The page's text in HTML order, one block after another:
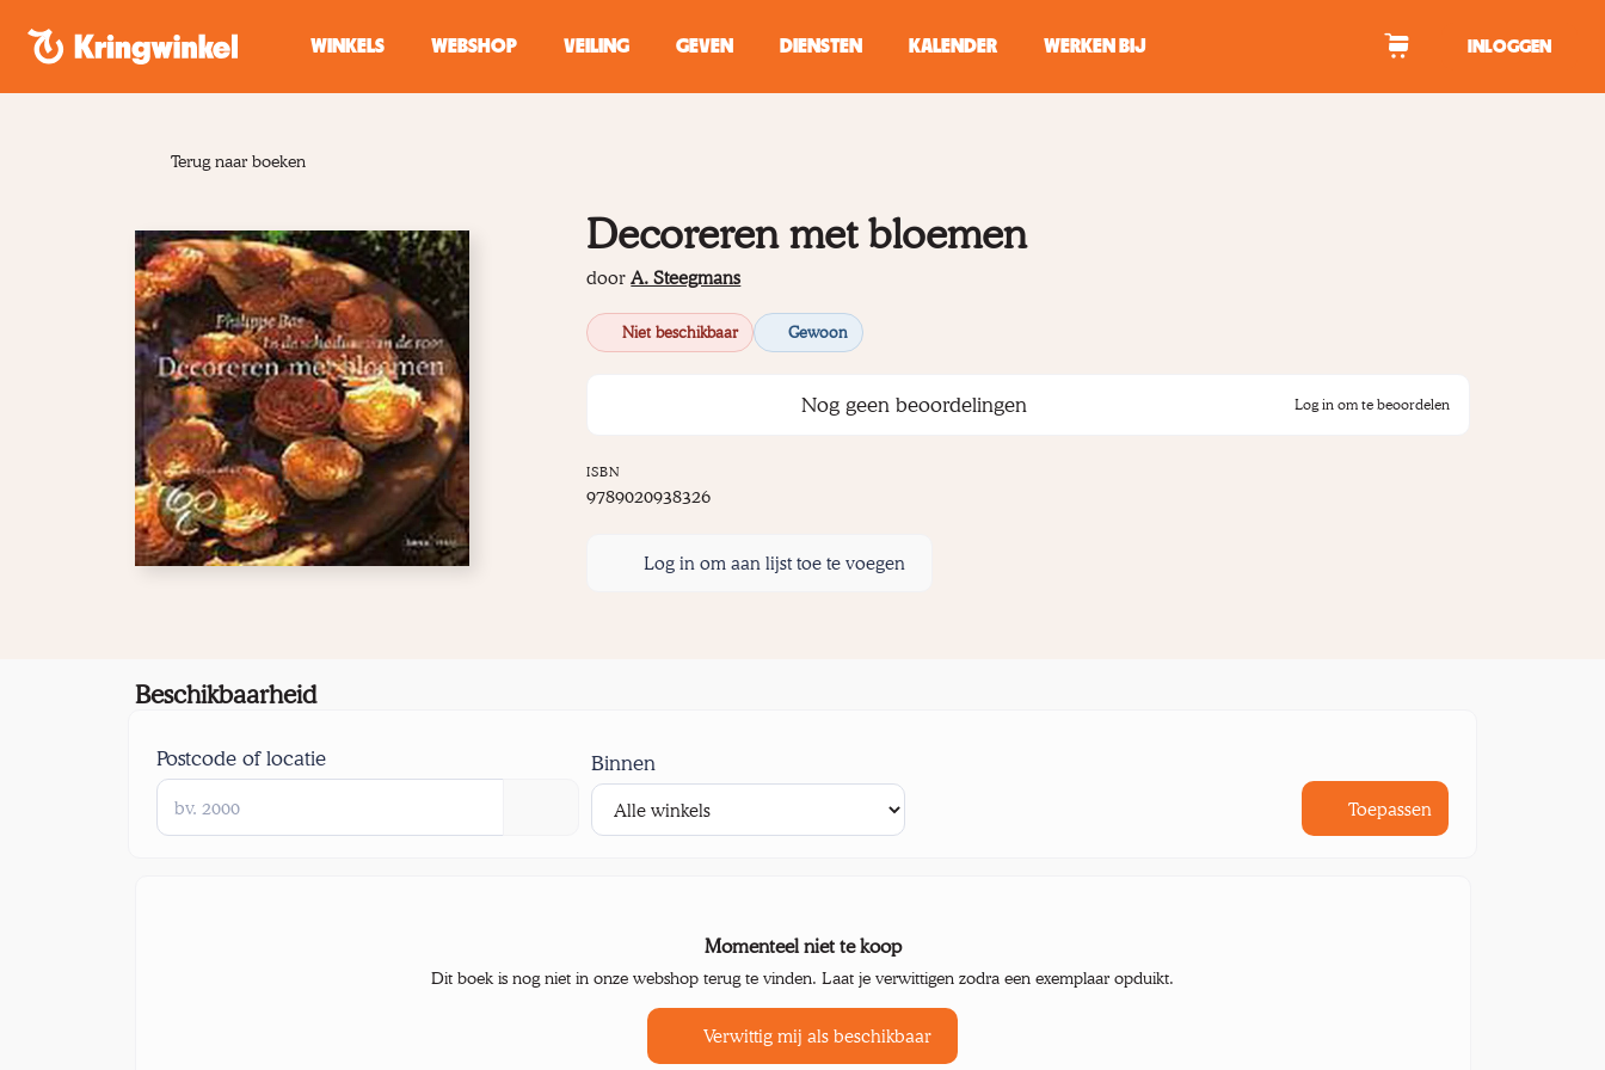
WINKELS
WEBSHOP VEILING GEVEN DIENSTEN KALENDER WERKEN BIJ INLOGGEN
Terug naar boeken
Decoreren met bloemen
doorA. Steegmans
Niet beschikbaar Gewoon
Nog geen beoordelingen Log in om te beoordelen
ISBN
9789020938326
Log in om aan lijst toe te voegen
Beschikbaarheid
Postcode of locatie Binnen
Toepassen
Momenteel niet te koop
Dit boek is nog niet in onze webshop terug te vinden. Laat je verwittigen zodra een exemplaar opduikt.
Verwittig mij als beschikbaar